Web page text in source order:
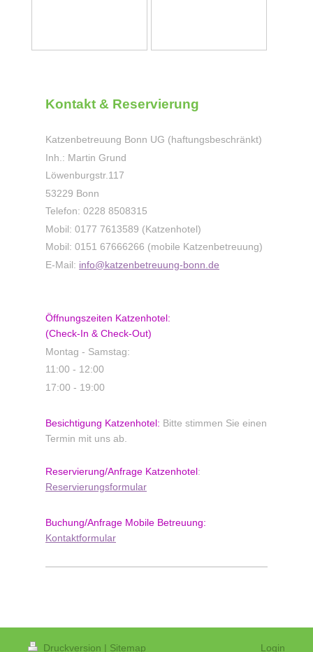
Kontakt & Reservierung
Katzenbetreuung Bonn UG (haftungsbeschränkt)
Inh.: Martin Grund
Löwenburgstr.117
53229 Bonn
Telefon: 0228 8508315
Mobil: 0177 7613589 (Katzenhotel)
Mobil: 0151 67666266 (mobile Katzenbetreuung)
E-Mail: info@katzenbetreuung-bonn.de
Öffnungszeiten Katzenhotel:
(Check-In & Check-Out)
Montag - Samstag:
11:00 - 12:00
17:00 - 19:00
Besichtigung Katzenhotel: Bitte stimmen Sie einen
Termin mit uns ab.
Reservierung/Anfrage Katzenhotel:
Reservierungsformular
Buchung/Anfrage Mobile Betreuung:
Kontaktformular
Druckversion | Sitemap Login